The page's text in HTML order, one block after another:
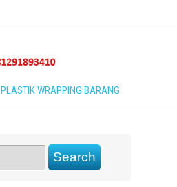
PLASTIK WRAPPING BARANG